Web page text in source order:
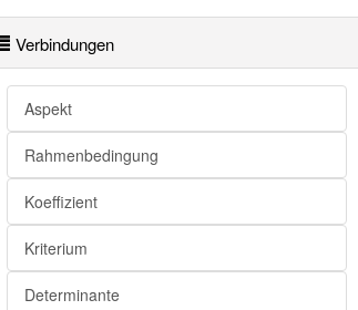
Faktor
Faktor
Faktor
Faktor
Verbindungen
Aspekt
Rahmenbedingung
Koeffizient
Kriterium
Determinante